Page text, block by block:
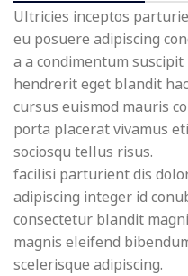
Ultricies inceptos
eu posuere adipiscing
a a condimentum suscipit
hendrerit eget blandit
cursus euismod mauris
porta placerat vivamus
sociosqu tellus risus.
facilisi parturient dis
adipiscing integer id
consectetur blandit
magnis eleifend
scelerisque adipiscing.